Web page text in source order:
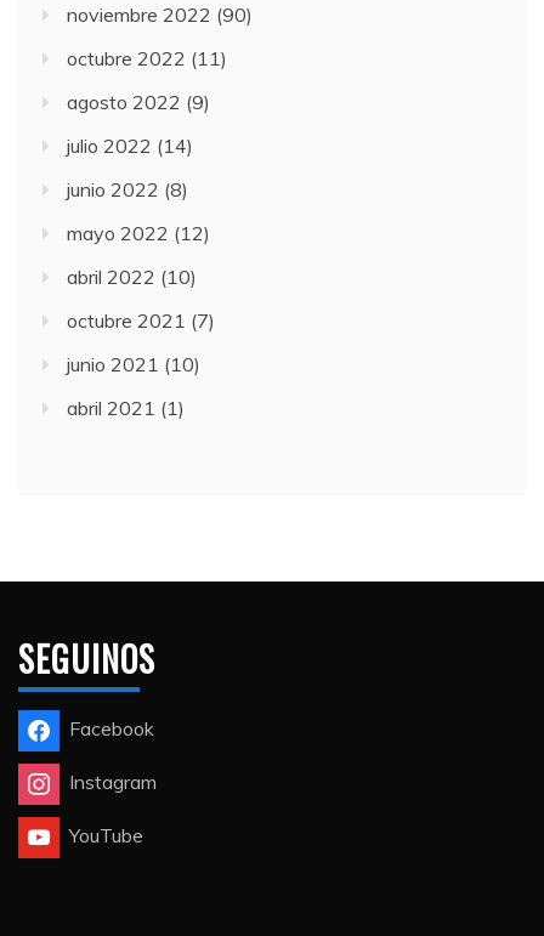
noviembre 2022 (90)
octubre 2022 (11)
agosto 2022 (9)
julio 2022 (14)
junio 2022 (8)
mayo 2022 (12)
abril 2022 (10)
octubre 2021 (7)
junio 2021 (10)
abril 2021 (1)
SEGUINOS
Facebook
Instagram
YouTube